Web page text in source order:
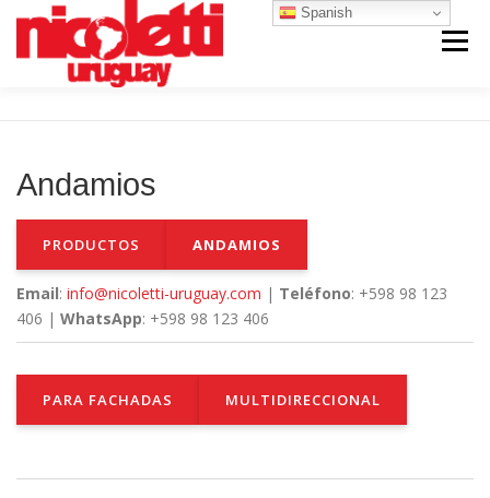
contenido
Menú
CONTACTO NOSOTROS
Andamios
PRODUCTOS ANDAMIOS
Email: info@nicoletti-uruguay.com | Teléfono: +598 98 123
406 | WhatsApp: +598 98 123 406
PARA FACHADAS MULTIDIRECCIONAL
Spanish